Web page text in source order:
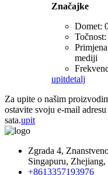
Značajke
Domet:
mediji
upitdetalj
Za upite o našim
ostavite svoju e-mail
sata.upit
Zgrada 4,
Singapuru,
+8613357193976